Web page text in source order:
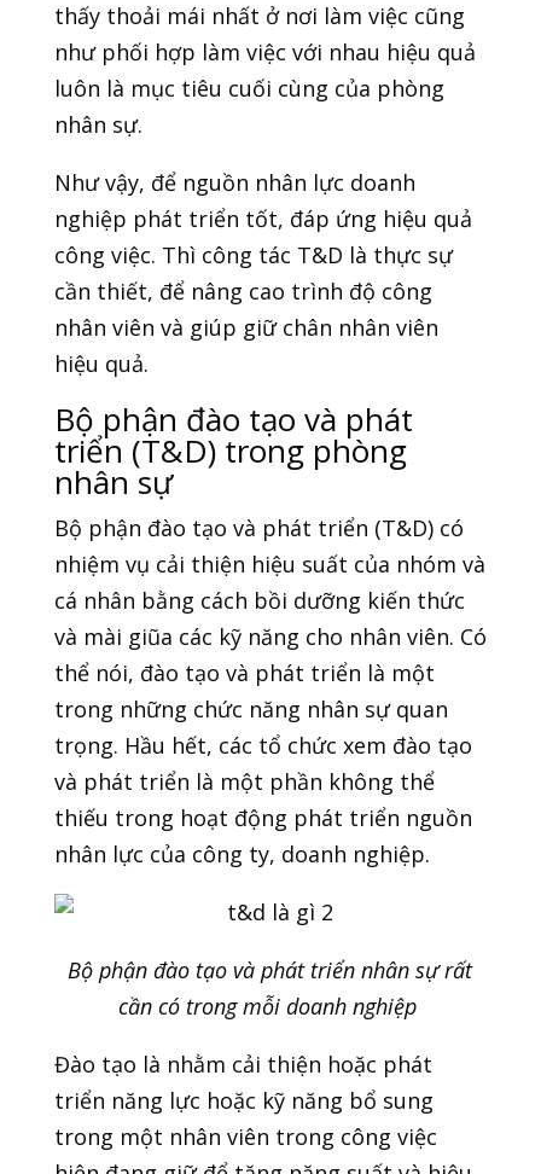
thấy thoải mái nhất ở nơi làm việc cũng
như phối hợp làm việc với nhau hiệu quả
luôn là mục tiêu cuối cùng của phòng
nhân sự.
Như vậy, để nguồn nhân lực doanh
nghiệp phát triển tốt, đáp ứng hiệu quả
công việc. Thì công tác T&D là thực sự
cần thiết, để nâng cao trình độ công
nhân viên và giúp giữ chân nhân viên
hiệu quả.
Bộ phận đào tạo và phát
triển (T&D) trong phòng
nhân sự
Bộ phận đào tạo và phát triển (T&D) có
nhiệm vụ cải thiện hiệu suất của nhóm và
cá nhân bằng cách bồi dưỡng kiến thức
và mài giũa các kỹ năng cho nhân viên. Có
thể nói, đào tạo và phát triển là một
trong những chức năng nhân sự quan
trọng. Hầu hết, các tổ chức xem đào tạo
và phát triển là một phần không thể
thiếu trong hoạt động phát triển nguồn
nhân lực của công ty, doanh nghiệp.
Bộ phận đào tạo và phát triển nhân sự rất
cần có trong mỗi doanh nghiệp
Đào tạo là nhằm cải thiện hoặc phát
triển năng lực hoặc kỹ năng bổ sung
trong một nhân viên trong công việc